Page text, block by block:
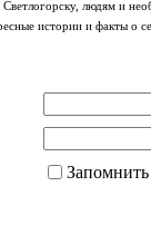
людям и
истории и факты о